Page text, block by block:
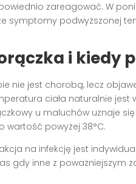
zareagować. W
symptomy podwyższonej
i kiedy
nie jest chorobą, lecz
ciała naturalnie
u maluchów uznaje
wartość powyżej 38°C.
na infekcję jest
gdy inne z poważniejszym